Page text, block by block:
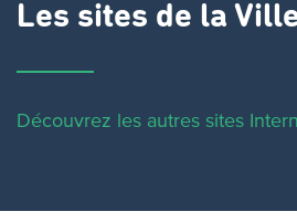
Les sites de la
Découvrez les autres sites